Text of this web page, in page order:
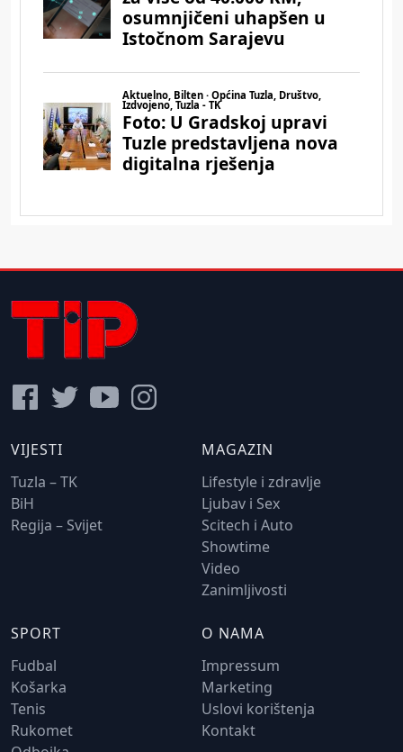
VIJESTI
Tuzla – TK
BiH
Regija – Svijet
MAGAZIN
Lifestyle i zdravlje
Ljubav i Sex
Scitech i Auto
Showtime
Video
Zanimljivosti
SPORT
Fudbal
Košarka
Tenis
Rukomet
O NAMA
Impressum
Marketing
Uslovi korištenja
Kontakt